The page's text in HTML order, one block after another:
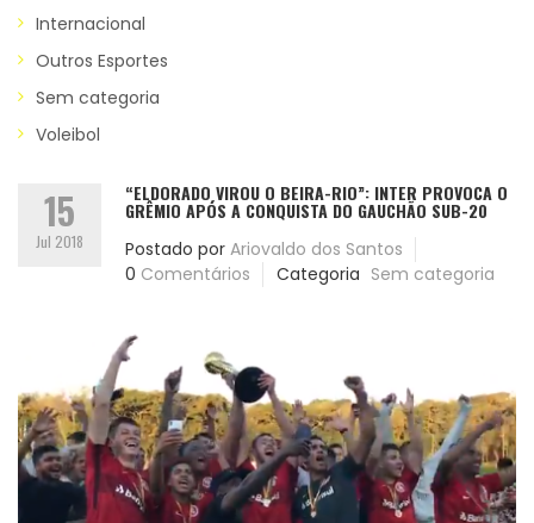
Internacional
Outros Esportes
Sem categoria
Voleibol
15
Jul 2018
“ELDORADO VIROU O BEIRA-RIO”: INTER PROVOCA O
GRÊMIO APÓS A CONQUISTA DO GAUCHÃO SUB-20
Postado por Ariovaldo dos Santos
0 Comentários Categoria Sem categoria